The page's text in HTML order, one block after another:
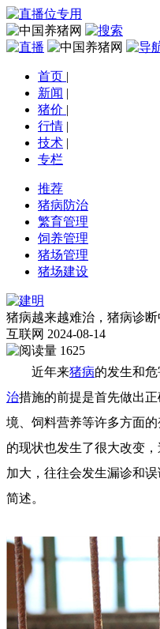
首页 |
新闻 |
猪价 |
行情 |
技术 |
专栏
推荐
猪病防治
繁育管理
饲养管理
猪场管理
猪场建设
猪病越来越难治，猪病诊
互联网 2024-08-14
1625
近年来猪病的发生和
治措施的前提是首先做出
境、饲料营养等许多方面
的现状也发生了很大改变
加大，往往会发生漏诊和
简述。